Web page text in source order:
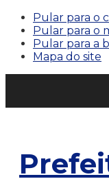
Pular para o
Pular para o
Pular para a
Mapa do site